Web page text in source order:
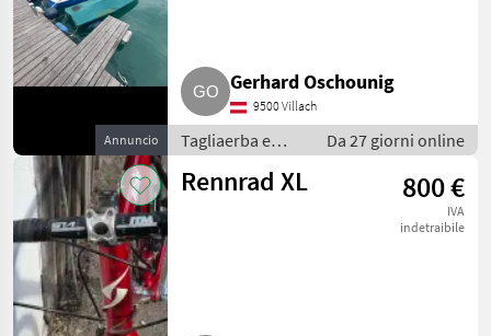
Annuncio
Gerhard Oschounig
9500 Villach
Tagliaerba e
macchine da
giardinaggio /
Da 27 giorni online
Rennrad XL 800 €
IVA
indetraibile